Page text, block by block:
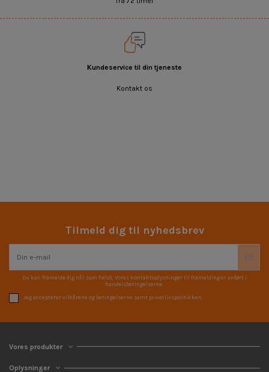
Kundeservice til din tjeneste
Kontakt os
Tilmeld dig til nyhedsbrev
Du kan framelde dig når som helst. Vores kontaktoplysninger til framelding er anført i
handelsbetingelserne.
Jeg accepterer vilkårene og betingelserne samt privatlivspolitikken
Vores produkter
Oplysninger